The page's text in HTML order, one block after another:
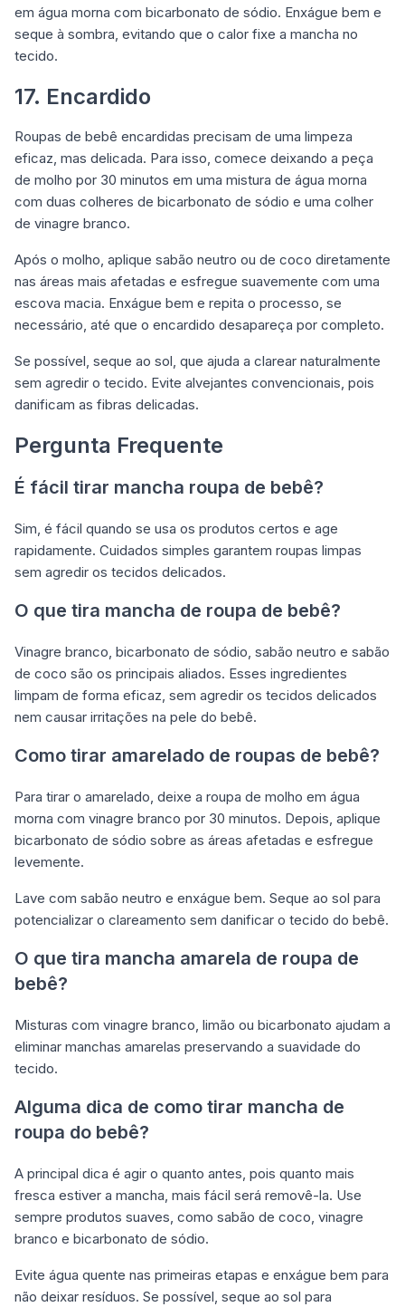
em água morna com bicarbonato de sódio. Enxágue bem e
seque à sombra, evitando que o calor fixe a mancha no
tecido.
17. Encardido
Roupas de bebê encardidas precisam de uma limpeza
eficaz, mas delicada. Para isso, comece deixando a peça
de molho por 30 minutos em uma mistura de água morna
com duas colheres de bicarbonato de sódio e uma colher
de vinagre branco.
Após o molho, aplique sabão neutro ou de coco diretamente
nas áreas mais afetadas e esfregue suavemente com uma
escova macia. Enxágue bem e repita o processo, se
necessário, até que o encardido desapareça por completo.
Se possível, seque ao sol, que ajuda a clarear naturalmente
sem agredir o tecido. Evite alvejantes convencionais, pois
danificam as fibras delicadas.
Pergunta Frequente
É fácil tirar mancha roupa de bebê?
Sim, é fácil quando se usa os produtos certos e age
rapidamente. Cuidados simples garantem roupas limpas
sem agredir os tecidos delicados.
O que tira mancha de roupa de bebê?
Vinagre branco, bicarbonato de sódio, sabão neutro e sabão
de coco são os principais aliados. Esses ingredientes
limpam de forma eficaz, sem agredir os tecidos delicados
nem causar irritações na pele do bebê.
Como tirar amarelado de roupas de bebê?
Para tirar o amarelado, deixe a roupa de molho em água
morna com vinagre branco por 30 minutos. Depois, aplique
bicarbonato de sódio sobre as áreas afetadas e esfregue
levemente.
Lave com sabão neutro e enxágue bem. Seque ao sol para
potencializar o clareamento sem danificar o tecido do bebê.
O que tira mancha amarela de roupa de
bebê?
Misturas com vinagre branco, limão ou bicarbonato ajudam a
eliminar manchas amarelas preservando a suavidade do
tecido.
Alguma dica de como tirar mancha de
roupa do bebê?
A principal dica é agir o quanto antes, pois quanto mais
fresca estiver a mancha, mais fácil será removê-la. Use
sempre produtos suaves, como sabão de coco, vinagre
branco e bicarbonato de sódio.
Evite água quente nas primeiras etapas e enxágue bem para
não deixar resíduos. Se possível, seque ao sol para